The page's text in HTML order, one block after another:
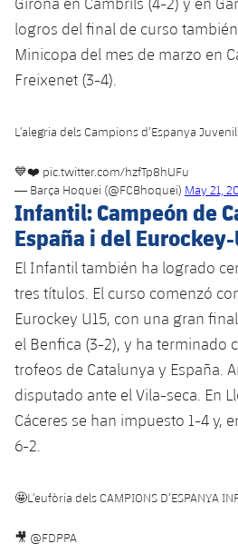
logros del final de curso
Minicopa del mes de marzo en
Freixenet (3-4).
L’alegria dels Campions d’Espanya
💙❤️ pic.twitter.com/hzfTp8hUFu
— Barça Hoquei (@FCBhoquei) May 21,
Infantil: Campeón de
España i del Eurockey-
El Infantil también ha logrado
tres títulos. El curso comenzó
Eurockey U15, con una gran
el Benfica (3-2), y ha terminado
trofeos de Catalunya y España.
disputado ante el Vila-seca. En
Cáceres se han impuesto 1-4 y,
6-2.
🤩L’eufòria dels CAMPIONS D’ESPANYA
🎥 @FDPPA_